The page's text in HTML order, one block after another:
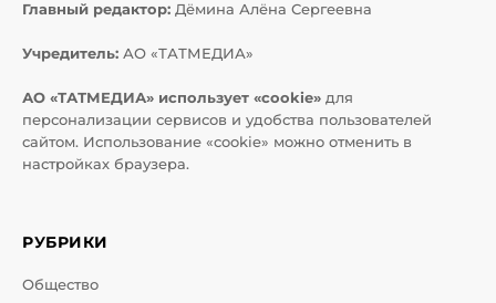
Главный редактор: Дёмина Алёна Сергеевна
Учредитель: АО «ТАТМЕДИА»
АО «ТАТМЕДИА» использует «cookie» для
персонализации сервисов и удобства пользователей
сайтом. Использование «cookie» можно отменить в
настройках браузера.
РУБРИКИ
Общество